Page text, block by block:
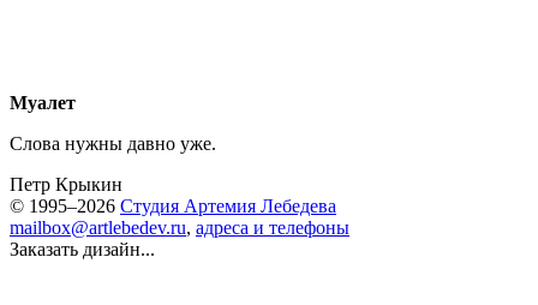
Муалет
Слова нужны давно уже.
Петр Крыкин
© 1995–2026 Студия Артемия Лебедева
mailbox@artlebedev.ru, адреса и телефоны
Заказать дизайн...